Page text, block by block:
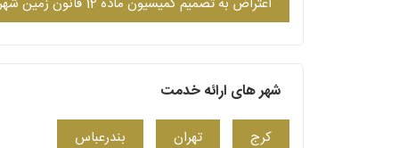
شهر های ارائه خدمت
کرج تهران بندرعباس